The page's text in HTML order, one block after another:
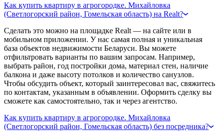
Как купить квартиру в агрогородке. Михайловка
(Светлогорский район, Гомельская область) на Realt?
Сделать это можно на площадке Realt — на сайте или в
мобильном приложении. У нас самая полная и уникальная
база объектов недвижимости Беларуси. Вы можете
отфильтровать варианты по вашим запросам. Например,
выбрать район, год постройки дома, материал стен, наличие
балкона и даже высоту потолков и количество санузлов.
Чтобы обсудить объект, который заинтересовал вас, свяжитесь
по контактам, указанным в объявлении. Оформить сделку вы
сможете как самостоятельно, так и через агентство.
Как купить квартиру в агрогородке. Михайловка
(Светлогорский район, Гомельская область) без посредника?